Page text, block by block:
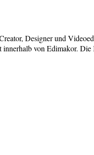
Designer und
von Edimakor.